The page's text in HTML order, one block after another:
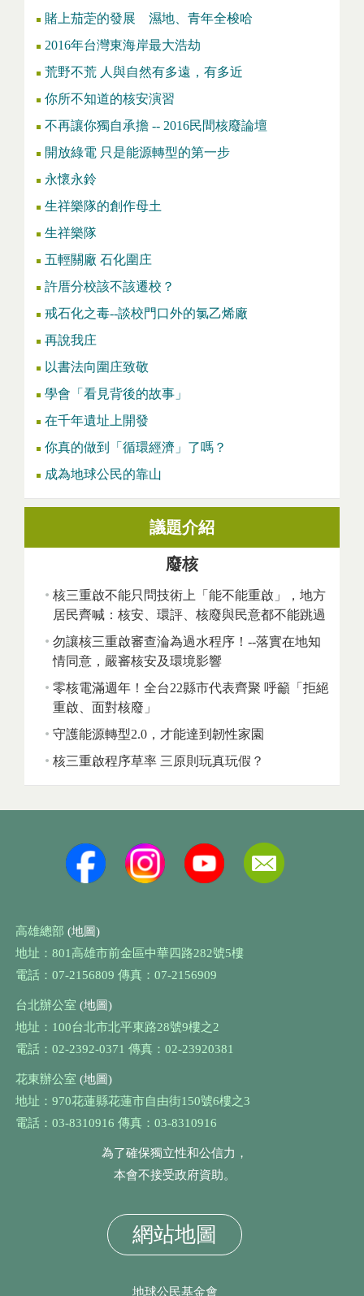
賭上茄萣的發展 濕地、青年全梭哈
2016年台灣東海岸最大浩劫
荒野不荒 人與自然有多遠，有多近
你所不知道的核安演習
不再讓你獨自承擔 -- 2016民間核廢論壇
開放綠電 只是能源轉型的第一步
永懷永鈴
生祥樂隊的創作母土
生祥樂隊
五輕關廠 石化圍庄
許厝分校該不該遷校？
戒石化之毒--談校門口外的氯乙烯廠
再說我庄
以書法向圍庄致敬
學會「看見背後的故事」
在千年遺址上開發
你真的做到「循環經濟」了嗎？
成為地球公民的靠山
議題介紹
廢核
核三重啟不能只問技術上「能不能重啟」，地方
居民齊喊：核安、環評、核廢與民意都不能跳過
勿讓核三重啟審查淪為過水程序！--落實在地知
情同意，嚴審核安及環境影響
零核電滿週年！全台22縣市代表齊聚 呼籲「拒絕
重啟、面對核廢」
守護能源轉型2.0，才能達到韌性家園
核三重啟程序草率 三原則玩真玩假？
高雄總部 (地圖)
地址：801高雄市前金區中華四路282號5樓
電話：07-2156809 傳真：07-2156909
台北辦公室 (地圖)
地址：100台北市北平東路28號9樓之2
電話：02-2392-0371 傳真：02-23920381
花東辦公室 (地圖)
地址：970花蓮縣花蓮市自由街150號6樓之3
電話：03-8310916 傳真：03-8310916
為了確保獨立性和公信力，
本會不接受政府資助。
網站地圖
地球公民基金會